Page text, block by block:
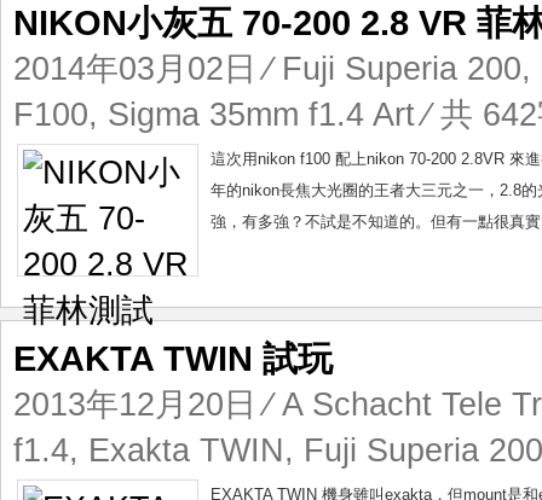
NIKON小灰五 70-200 2.8 VR 菲
2014年03月02日 ⁄ Fuji Superia 200,
F100, Sigma 35mm f1.4 Art⁄ 共
這次用nikon f100 配上nikon 70-200 2.8VR 來
年的nikon長焦大光圈的王者大三元之一，2.8
強，有多強？不試是不知道的。但有一點很真
EXAKTA TWIN 試玩
2013年12月20日 ⁄A Schacht Tele
f1.4, Exakta TWIN, Fuji Superia 200
EXAKTA TWIN 機身雖叫exakta，但mount是